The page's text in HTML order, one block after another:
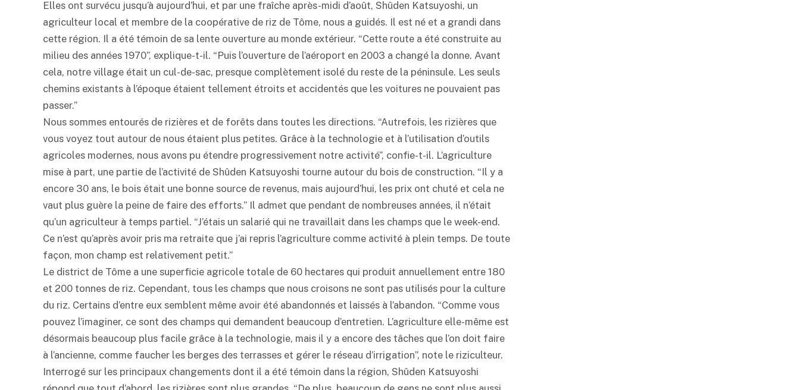
Elles ont survécu jusqu’à aujourd’hui, et par une fraîche après-midi d’août, Shûden Katsuyoshi, un
agriculteur local et membre de la coopérative de riz de Tôme, nous a guidés. Il est né et a grandi dans
cette région. Il a été témoin de sa lente ouverture au monde extérieur. “Cette route a été construite au
milieu des années 1970”, explique-t-il. “Puis l’ouverture de l’aéroport en 2003 a changé la donne. Avant
cela, notre village était un cul-de-sac, presque complètement isolé du reste de la péninsule. Les seuls
chemins existants à l’époque étaient tellement étroits et accidentés que les voitures ne pouvaient pas
passer.”
Nous sommes entourés de rizières et de forêts dans toutes les directions. “Autrefois, les rizières que
vous voyez tout autour de nous étaient plus petites. Grâce à la technologie et à l’utilisation d’outils
agricoles modernes, nous avons pu étendre progressivement notre activité”, confie-t-il. L’agriculture
mise à part, une partie de l’activité de Shûden Katsuyoshi tourne autour du bois de construction. “Il y a
encore 30 ans, le bois était une bonne source de revenus, mais aujourd’hui, les prix ont chuté et cela ne
vaut plus guère la peine de faire des efforts.” Il admet que pendant de nombreuses années, il n’était
qu’un agriculteur à temps partiel. “J’étais un salarié qui ne travaillait dans les champs que le week-end.
Ce n’est qu’après avoir pris ma retraite que j’ai repris l’agriculture comme activité à plein temps. De toute
façon, mon champ est relativement petit.”
Le district de Tôme a une superficie agricole totale de 60 hectares qui produit annuellement entre 180
et 200 tonnes de riz. Cependant, tous les champs que nous croisons ne sont pas utilisés pour la culture
du riz. Certains d’entre eux semblent même avoir été abandonnés et laissés à l’abandon. “Comme vous
pouvez l’imaginer, ce sont des champs qui demandent beaucoup d’entretien. L’agriculture elle-même est
désormais beaucoup plus facile grâce à la technologie, mais il y a encore des tâches que l’on doit faire
à l’ancienne, comme faucher les berges des terrasses et gérer le réseau d’irrigation”, note le riziculteur.
Interrogé sur les principaux changements dont il a été témoin dans la région, Shûden Katsuyoshi